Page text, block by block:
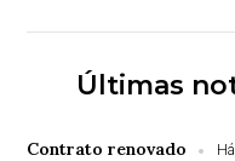
Últimas
Contrato renovado